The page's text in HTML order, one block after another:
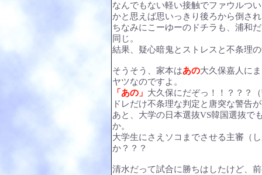
なんでもない軽い接触でファウルつ
かと思えば思いっきり後ろから倒さ
ちなみにこーゆーのドチラも、浦和
同じ。
結果、疑心暗鬼とストレスと不条理
そうそう、家本はあの大久保嘉人に
ヤツなのですよ。
「あの」 大久保にだぞっ！！？？？
ドレだけ不条理な判定と唐突な警告
あと、大学の日本選抜VS韓国選抜で
か。
大学生にさえソコまでさせる主審（
か？？？
清水だって試合に勝ちはしたけど、